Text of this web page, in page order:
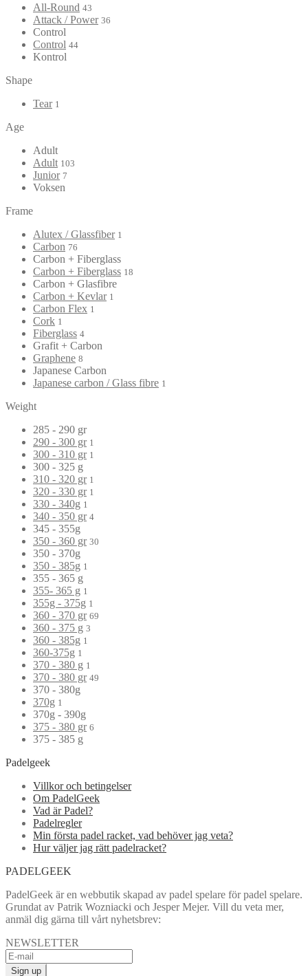
All-Round 43
Attack / Power 36
Control
Control 44
Kontrol
Shape
Tear 1
Age
Adult
Adult 103
Junior 7
Voksen
Frame
Alutex / Glassfiber 1
Carbon 76
Carbon + Fiberglass
Carbon + Fiberglass 18
Carbon + Glasfibre
Carbon + Kevlar 1
Carbon Flex 1
Cork 1
Fiberglass 4
Grafit + Carbon
Graphene 8
Japanese Carbon
Japanese carbon / Glass fibre 1
Weight
285 - 290 gr
290 - 300 gr 1
300 - 310 gr 1
300 - 325 g
310 - 320 gr 1
320 - 330 gr 1
330 - 340g 1
340 - 350 gr 4
345 - 355g
350 - 360 gr 30
350 - 370g
350 - 385g 1
355 - 365 g
355- 365 g 1
355g - 375g 1
360 - 370 gr 69
360 - 375 g 3
360 - 385g 1
360-375g 1
370 - 380 g 1
370 - 380 gr 49
370 - 380g
370g 1
370g - 390g
375 - 380 gr 6
375 - 385 g
Padelgeek
Villkor och betingelser
Om PadelGeek
Vad är Padel?
Padelregler
Min första padel racket, vad behöver jag veta?
Hur väljer jag rätt padelracket?
PADELGEEK
PadelGeek är en webbutik skapad av padel spelare för padel spelare.
Grundat av Patrik Wozniacki och Jesper Mejer. Vill du veta mer,
anmäl dig gärna till vårt nyhetsbrev:
NEWSLETTER